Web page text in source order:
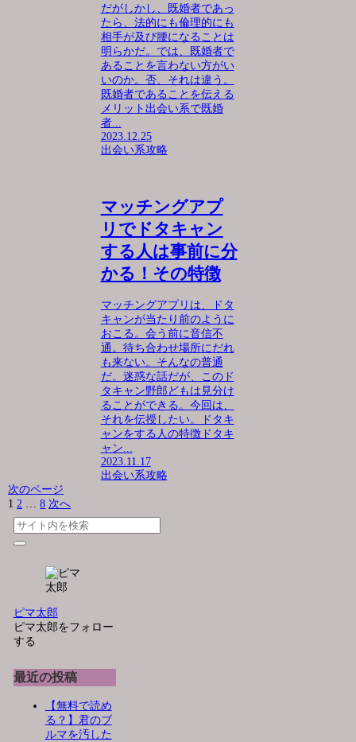
だがしかし、既婚者であっ
たら、法的にも倫理的にも
相手が及び腰になることは
明らかだ。では、既婚者で
あることを言わない方がい
いのか。否、それは違う。
既婚者であることを伝える
メリット出会い系で既婚
者...
2023.12.25
出会い系攻略
マッチングアプ
リでドタキャン
する人は事前に分
かる！その特徴
マッチングアプリは、ドタ
キャンが当たり前のように
おこる。会う前に音信不
通。待ち合わせ場所にだれ
も来ない。そんなの普通
だ。迷惑な話だが、このド
タキャン野郎どもは見分け
ることができる。今回は、
それを伝授したい。ドタキ
ャンをする人の特徴ドタキ
ャン...
2023.11.17
出会い系攻略
次のページ
1 2 … 8 次へ
ピマ太郎
ピマ太郎をフォロー
する
最近の投稿
【無料で読め
る？】君のブ
ルマを汚した